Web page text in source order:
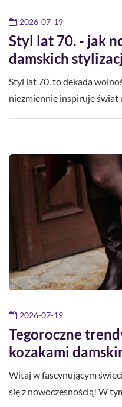
2026-07-19
Styl lat 70. - jak
damskich
Styl lat 70. to dekada
niezmiennie inspiruje świat
2026-07-19
Tegoroczne
kozakami
Witaj w fascynującym
się z nowoczesnością! W